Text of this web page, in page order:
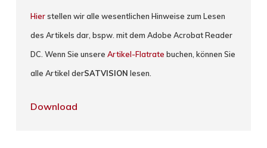
Hierstellen wir alle wesentlichen Hinweise zum Lesen
des Artikels dar, bspw. mit dem Adobe Acrobat Reader
DC. Wenn Sie unsereArtikel-Flatrate buchen, können Sie
alle Artikel derSATVISION lesen.
Download